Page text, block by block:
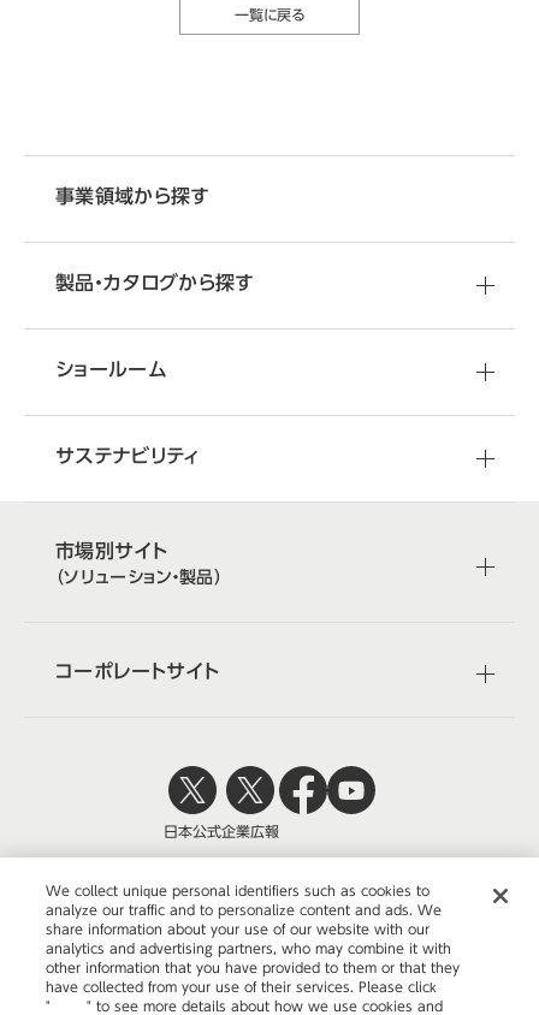
一覧に戻る
事業領域から探す
製品・カタログから探す
ショールーム
サステナビリティ
市場別サイト
（ソリューション・製品）
コーポレートサイト
株式会社オカムラ
日本公式企業広報
We collect unique personal identifiers such as cookies to
analyze our traffic and to personalize content and ads. We
share information about your use of our website with our
analytics and advertising partners, who may combine it with
other information that you have provided to them or that they
have collected from your use of their services. Please click
"
here" to see more details about how we use cookies and